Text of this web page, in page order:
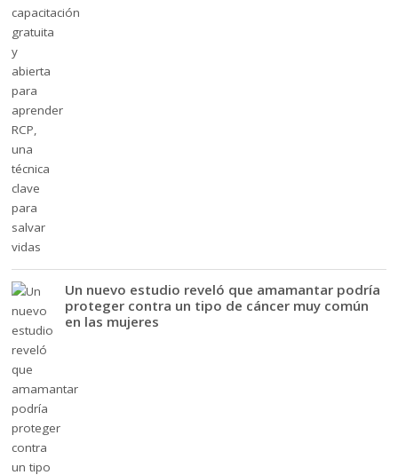
Un nuevo estudio reveló que amamantar podría
proteger contra un tipo de cáncer muy común
en las mujeres